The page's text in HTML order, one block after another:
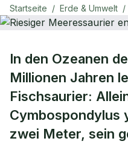
Startseite / Erde & Umwelt /
Riesiger
sich in Rekordzeit
In den Ozeanen
Millionen Jahren
Fischsaurier:
Cymbospondylus
zwei Meter, sein